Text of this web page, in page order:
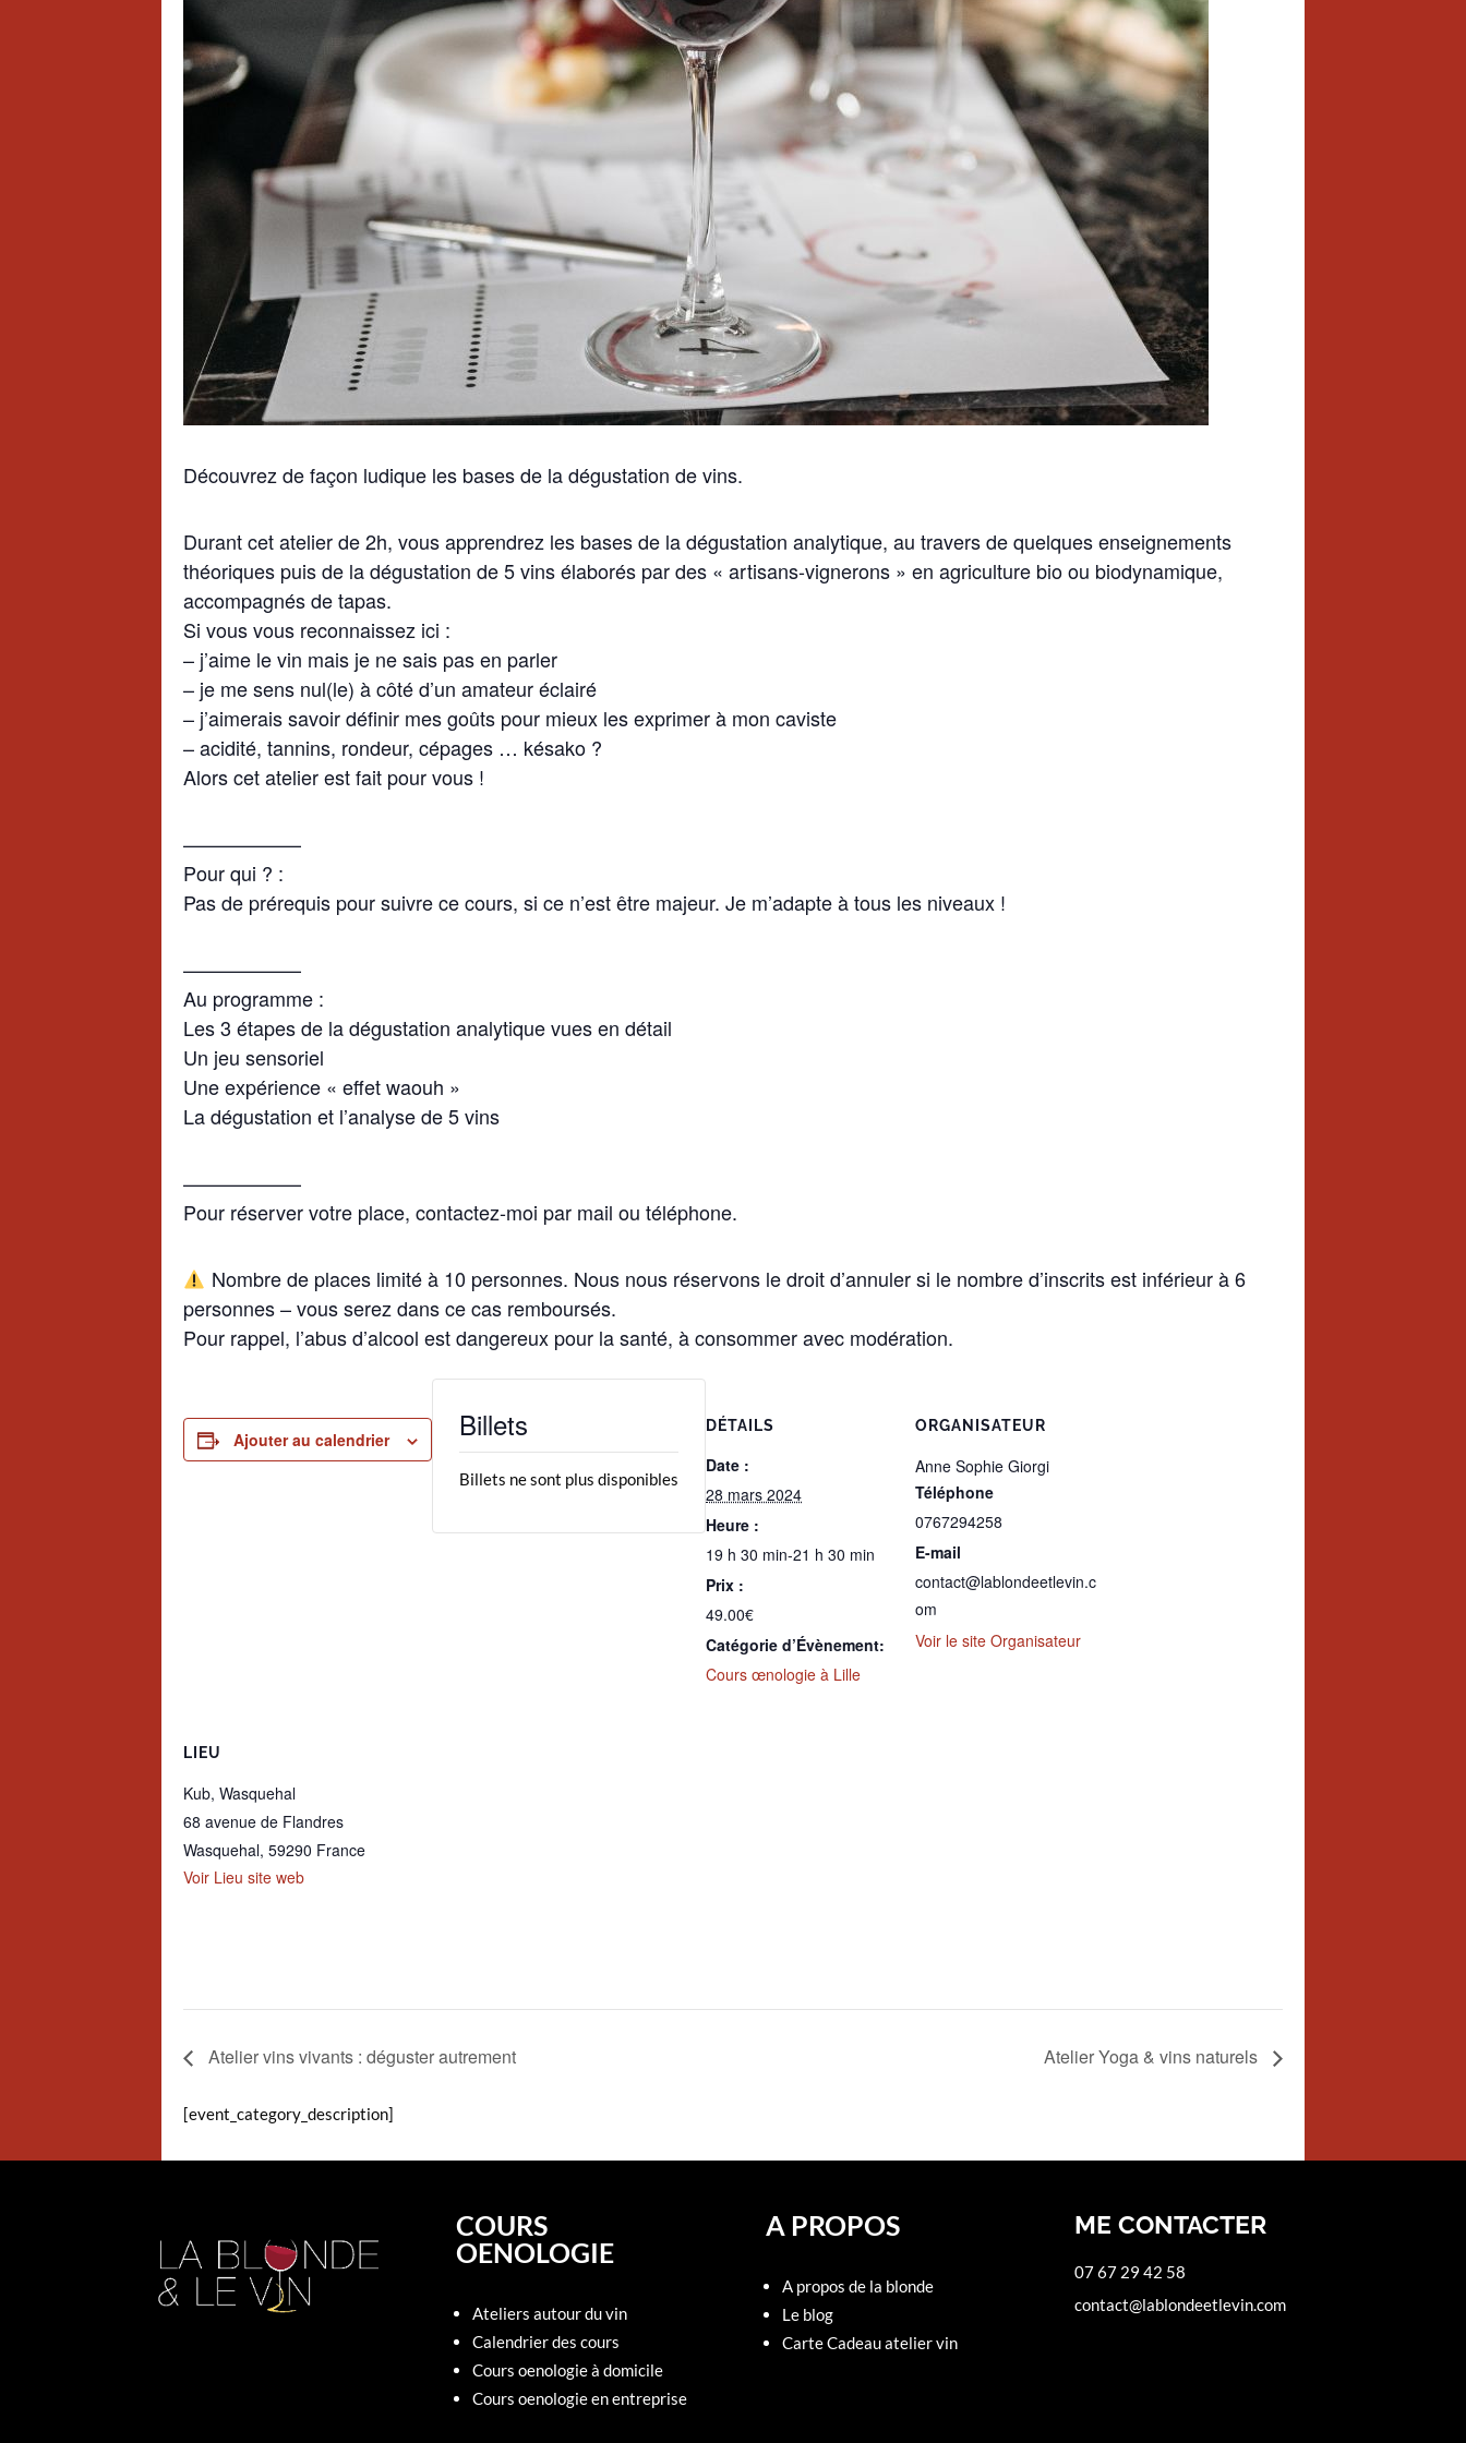
Découvrez de façon ludique les bases de la dégustation de vins.
Durant cet atelier de 2h, vous apprendrez les bases de la dégustation analytique, au travers de quelques enseignements
théoriques puis de la dégustation de 5 vins élaborés par des « artisans-vignerons » en agriculture bio ou biodynamique,
accompagnés de tapas.
Si vous vous reconnaissez ici :
– j’aime le vin mais je ne sais pas en parler
– je me sens nul(le) à côté d’un amateur éclairé
– j’aimerais savoir définir mes goûts pour mieux les exprimer à mon caviste
– acidité, tannins, rondeur, cépages … késako ?
Alors cet atelier est fait pour vous !
——————
Pour qui ? :
Pas de prérequis pour suivre ce cours, si ce n’est être majeur. Je m’adapte à tous les niveaux !
——————
Au programme :
Les 3 étapes de la dégustation analytique vues en détail
Un jeu sensoriel
Une expérience « effet waouh »
La dégustation et l’analyse de 5 vins
——————
Pour réserver votre place, contactez-moi par mail ou téléphone.
Nombre de places limité à 10 personnes. Nous nous réservons le droit d’annuler si le nombre d’inscrits est inférieur à 6
personnes – vous serez dans ce cas remboursés.
Pour rappel, l’abus d’alcool est dangereux pour la santé, à consommer avec modération.
Ajouter au calendrier
DÉTAILS
Date :
28 mars 2024
Heure :
19 h 30 min-21 h 30 min
Prix :
49.00€
Catégorie d’Évènement:
Cours œnologie à Lille
ORGANISATEUR
Anne Sophie Giorgi
Téléphone
0767294258
E-mail
contact@lablondeetlevin.c
om
Voir le site Organisateur
LIEU
Kub, Wasquehal
68 avenue de Flandres
Wasquehal, 59290 France
Voir Lieu site web
Billets
Billets ne sont plus disponibles
Atelier vins vivants : déguster autrement Atelier Yoga & vins naturels
[event_category_description]
COURS
OENOLOGIE
Ateliers autour du vin
Calendrier des cours
Cours oenologie à domicile
Cours oenologie en entreprise
A PROPOS
A propos de la blonde
Le blog
Carte Cadeau atelier vin
ME CONTACTER
07 67 29 42 58
contact@lablondeetlevin.com